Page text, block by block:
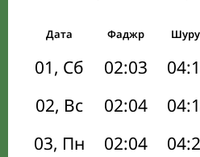
Дата Фаджр
01, Сб 02:03
02, Вс
02:04
03, Пн
02:04